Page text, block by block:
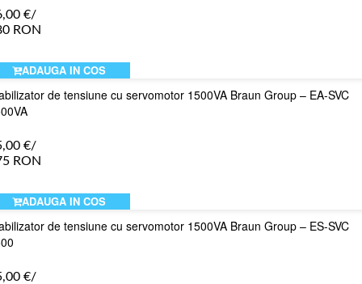
€/
RON
ADAUGA IN COS
de tensiune cu servomotor 1500VA Braun Group – EA-SVC
€/
RON
ADAUGA IN COS
de tensiune cu servomotor 1500VA Braun Group – ES-SVC
€/